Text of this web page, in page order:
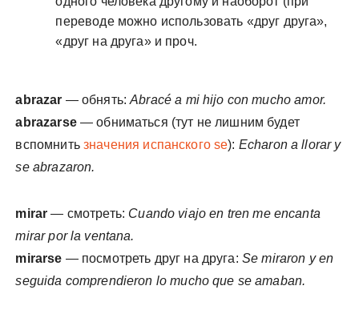
переводе можно использовать «друг друга»,
«друг на друга» и проч.
abrazar — обнять:Abracé a mi hijo con mucho amor.
abrazarse — обниматься (тут не лишним будет
вспомнить значения испанского se): Echaron a llorar y
se abrazaron.
mirar— смотреть: Cuando viajo en tren me encanta
mirar por la ventana.
mirarse — посмотреть друг на друга: Se miraron y en
seguida comprendieron lo mucho que se amaban.